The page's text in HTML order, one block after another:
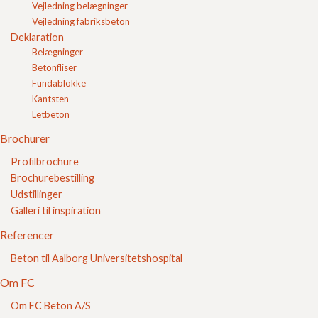
Vejledning belægninger
Vejledning fabriksbeton
Deklaration
Belægninger
Betonfliser
Fundablokke
Kantsten
Letbeton
Brochurer
Profilbrochure
Brochurebestilling
Udstillinger
Galleri til inspiration
Referencer
Beton til Aalborg Universitetshospital
Om FC
Om FC Beton A/S
Kontakt
Login
Indkøbskurv
FC Kvalitet
Se vores kvalitetssikring her
Sikker E-handel